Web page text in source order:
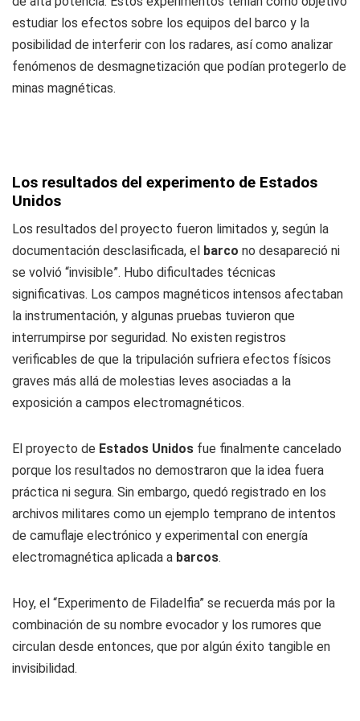
estudiar los efectos sobre los equipos del barco y la
posibilidad de interferir con los radares, así como analizar
fenómenos de desmagnetización que podían protegerlo de
minas magnéticas.
Los resultados del experimento de Estados
Unidos
Los resultados del proyecto fueron limitados y, según la
documentación desclasificada, el barco no desapareció ni
se volvió “invisible”. Hubo dificultades técnicas
significativas. Los campos magnéticos intensos afectaban
la instrumentación, y algunas pruebas tuvieron que
interrumpirse por seguridad. No existen registros
verificables de que la tripulación sufriera efectos físicos
graves más allá de molestias leves asociadas a la
exposición a campos electromagnéticos.
El proyecto de Estados Unidos fue finalmente cancelado
porque los resultados no demostraron que la idea fuera
práctica ni segura. Sin embargo, quedó registrado en los
archivos militares como un ejemplo temprano de intentos
de camuflaje electrónico y experimental con energía
electromagnética aplicada a barcos.
Hoy, el “Experimento de Filadelfia” se recuerda más por la
combinación de su nombre evocador y los rumores que
circulan desde entonces, que por algún éxito tangible en
invisibilidad.